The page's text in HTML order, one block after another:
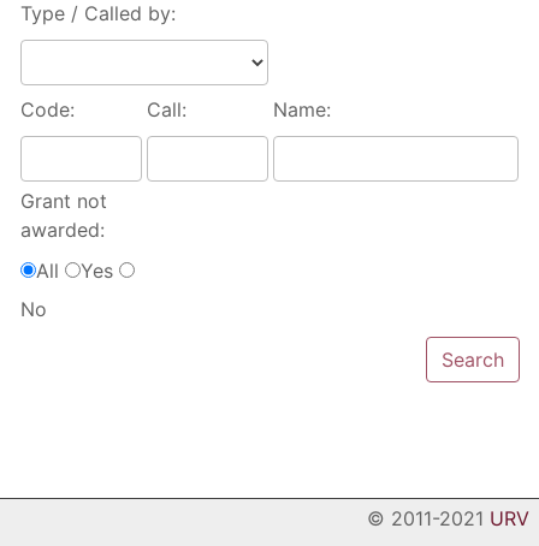
Type / Called by:
Code: Call: Name:
Grant not
awarded:
All
Yes
No
© 2011-2021 URV